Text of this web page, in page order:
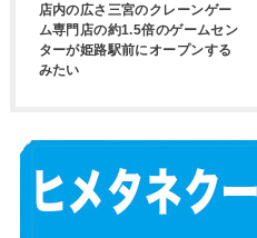
店内の広さ三宮のクレーンゲー
ム専門店の約1.5倍のゲームセン
ターが姫路駅前にオープンする
みたい